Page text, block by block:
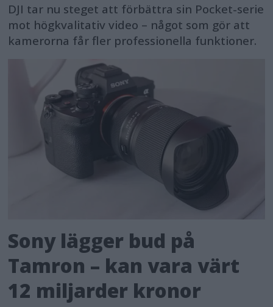
DJI tar nu steget att förbättra sin Pocket-serie
mot högkvalitativ video – något som gör att
kamerorna får fler professionella funktioner.
Sony lägger bud på
Tamron – kan vara värt
12 miljarder kronor